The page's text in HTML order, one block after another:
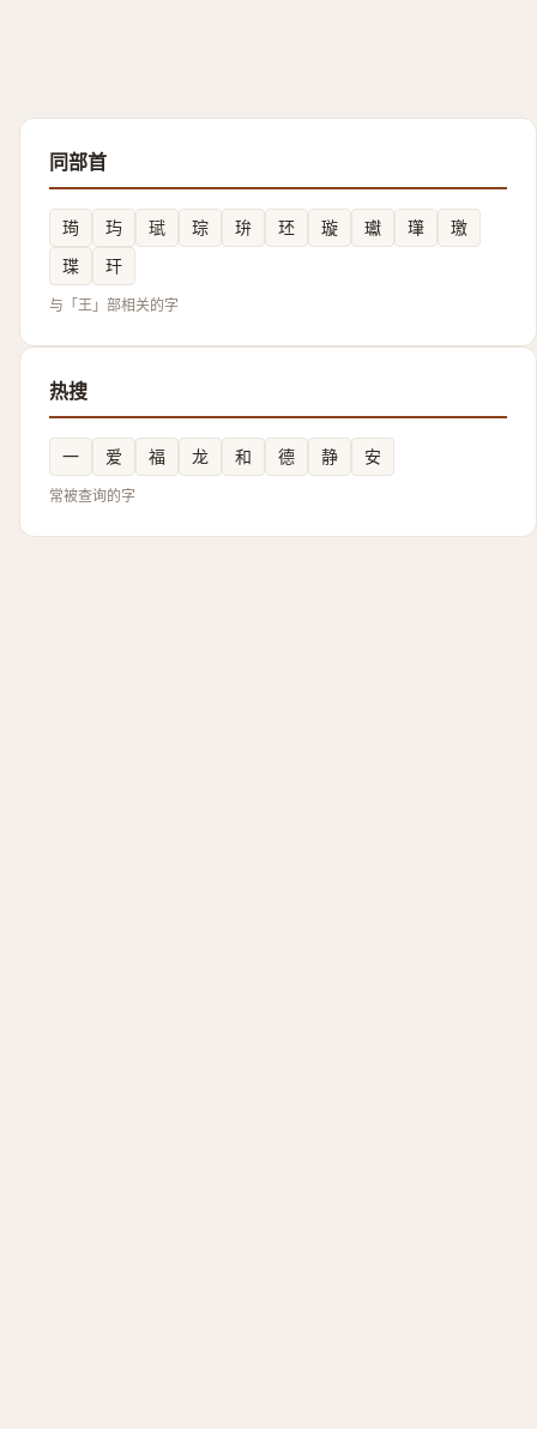
同部首
㻤 玙 珷 琮 㺹 㺽 璇 瓛 㻶
璬
㻡
玕
与「王」部相关的字
热搜
一 爱 福 龙 和 德 静 安
常被查询的字